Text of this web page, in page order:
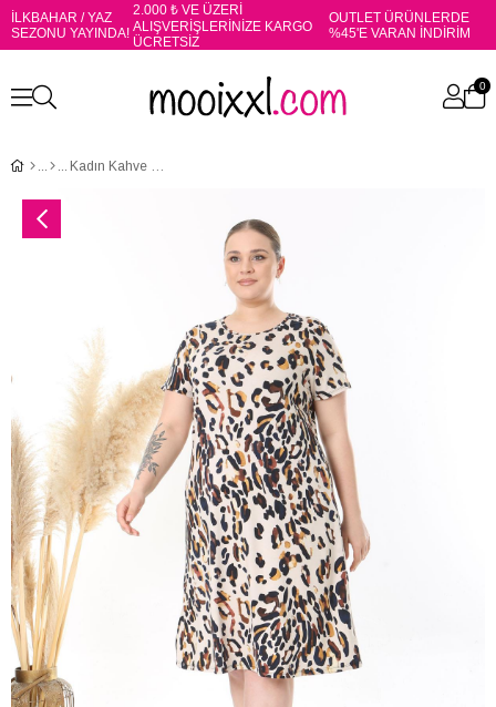
İLKBAHAR / YAZ
SEZONU YAYINDA!
2.000 ₺ VE ÜZERİ
ALIŞVERİŞLERİNİZE KARGO
ÜCRETSİZ
OUTLET ÜRÜNLERDE
%45'E VARAN İNDİRİM
0
Kadın Kahve Bej Tiger Desen Midi Elbise